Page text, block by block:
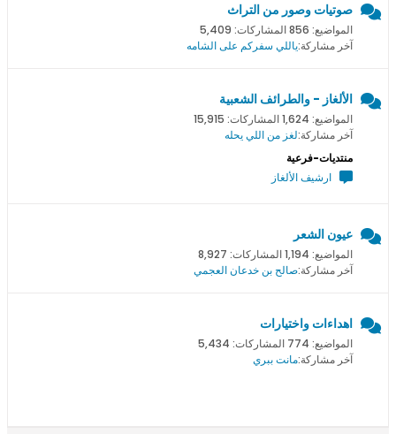
صوتيات وصور من التراث
المواضيع: 856 المشاركات: 5,409
آخر مشاركة:ياللي سفركم على الشامه
الألغاز - والطرائف الشعبية
المواضيع: 1,624 المشاركات: 15,915
آخر مشاركة:لغز من اللي يحله
منتديات-فرعية
ارشيف الألغاز
عيون الشعر
المواضيع: 1,194 المشاركات: 8,927
آخر مشاركة:صالح بن خدعان العجمي
اهداءات واختيارات
المواضيع: 774 المشاركات: 5,434
آخر مشاركة:مانت ببري